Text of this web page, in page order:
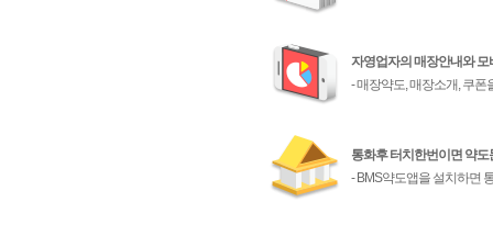
자영업자의 매장안내와 모
- 매장약도, 매장소개, 쿠
통화후 터치한번이면 약도
- BMS약도앱을 설치하면